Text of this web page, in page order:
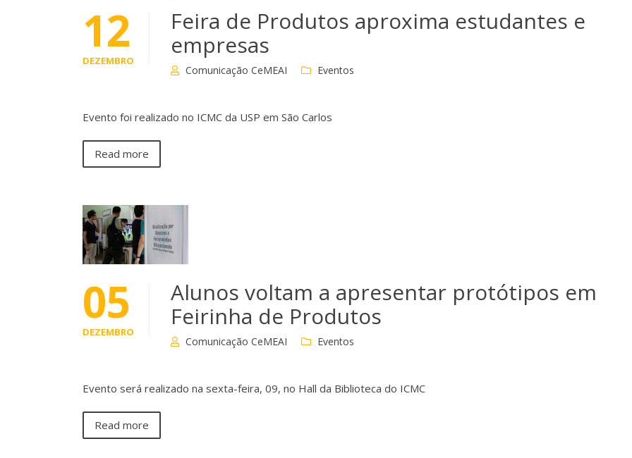
12
DEZEMBRO
Feira de Produtos aproxima estudantes e
empresas
Comunicação CeMEAI Eventos
Evento foi realizado no ICMC da USP em São Carlos
Read more
05
DEZEMBRO
Alunos voltam a apresentar protótipos em
Feirinha de Produtos
Comunicação CeMEAI Eventos
Evento será realizado na sexta-feira, 09, no Hall da Biblioteca do ICMC
Read more